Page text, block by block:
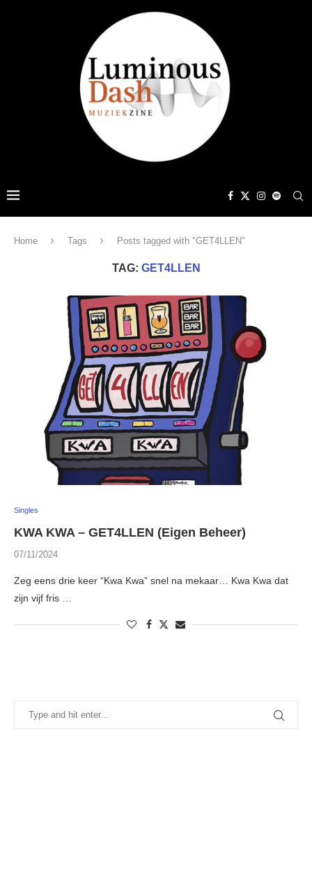
Home Tags Posts tagged with "GET4LLEN"
TAG: GET4LLEN
Singles
KWA KWA – GET4LLEN (Eigen Beheer)
07/11/2024
Zeg eens drie keer “Kwa Kwa” snel na mekaar… Kwa Kwa dat
zijn vijf fris …